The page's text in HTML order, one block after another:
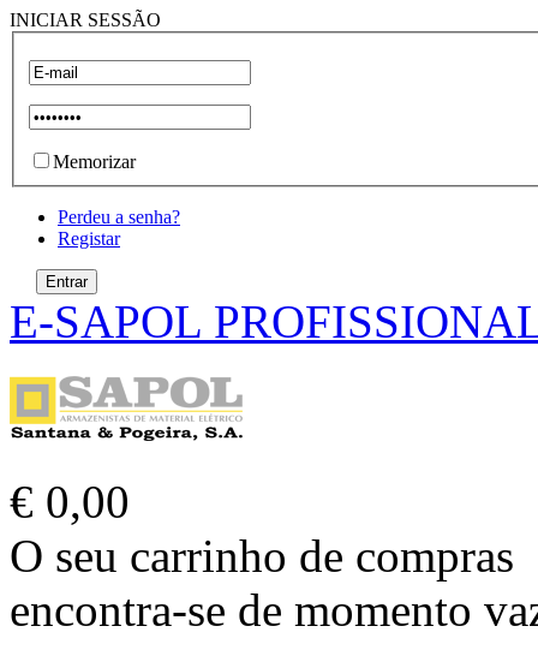
INICIAR SESSÃO
Memorizar
Perdeu a senha?
Registar
E-SAPOL
€ 0,00
O seu carrinho de compras
encontra-se de momento